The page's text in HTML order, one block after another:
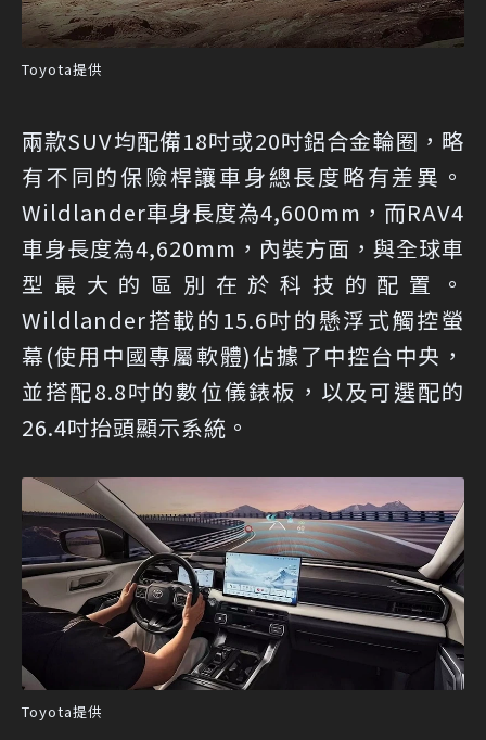
Toyota提供
兩款SUV均配備18吋或20吋鋁合金輪圈，略
有不同的保險桿讓車身總長度略有差異。
Wildlander車身長度為4,600mm，而RAV4
車身長度為4,620mm，內裝方面，與全球車
型最大的區別在於科技的配置。
Wildlander搭載的15.6吋的懸浮式觸控螢
幕(使用中國專屬軟體)佔據了中控台中央，
並搭配8.8吋的數位儀錶板，以及可選配的
26.4吋抬頭顯示系統。
Toyota提供